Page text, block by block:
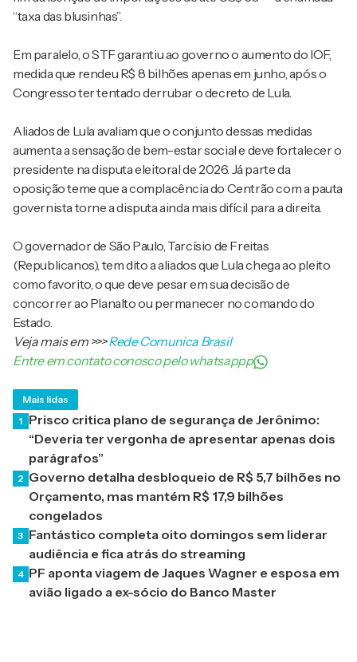
“taxa das blusinhas”.
Em paralelo, o STF garantiu ao governo o aumento do IOF,
medida que rendeu R$ 8 bilhões apenas em junho, após o
Congresso ter tentado derrubar o decreto de Lula.
Aliados de Lula avaliam que o conjunto dessas medidas
aumenta a sensação de bem-estar social e deve fortalecer o
presidente na disputa eleitoral de 2026. Já parte da
oposição teme que a complacência do Centrão com a pauta
governista torne a disputa ainda mais difícil para a direita.
O governador de São Paulo, Tarcísio de Freitas
(Republicanos), tem dito a aliados que Lula chega ao pleito
como favorito, o que deve pesar em sua decisão de
concorrer ao Planalto ou permanecer no comando do
Estado.
Veja mais em>>>Rede Comunica Brasil
Entre em contato conosco pelo whatsappp
Mais lidas
1 Prisco critica plano de segurança de Jerônimo:
“Deveria ter vergonha de apresentar apenas dois
parágrafos”
2 Governo detalha desbloqueio de R$ 5,7 bilhões no
Orçamento, mas mantém R$ 17,9 bilhões
congelados
3 Fantástico completa oito domingos sem liderar
audiência e fica atrás do streaming
4 PF aponta viagem de Jaques Wagner e esposa em
avião ligado a ex-sócio do Banco Master